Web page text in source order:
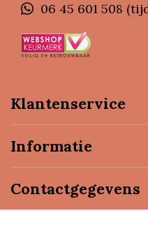
06 45 601 508
Klantenservice
Informatie
Contactgegevens